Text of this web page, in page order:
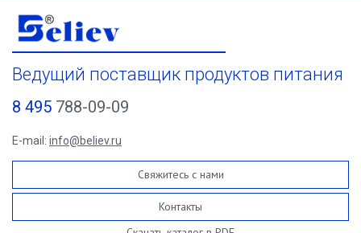
Ведущий поставщик продуктов питания
8 495 788-09-09
E-mail: info@believ.ru
Свяжитесь с нами
Контакты